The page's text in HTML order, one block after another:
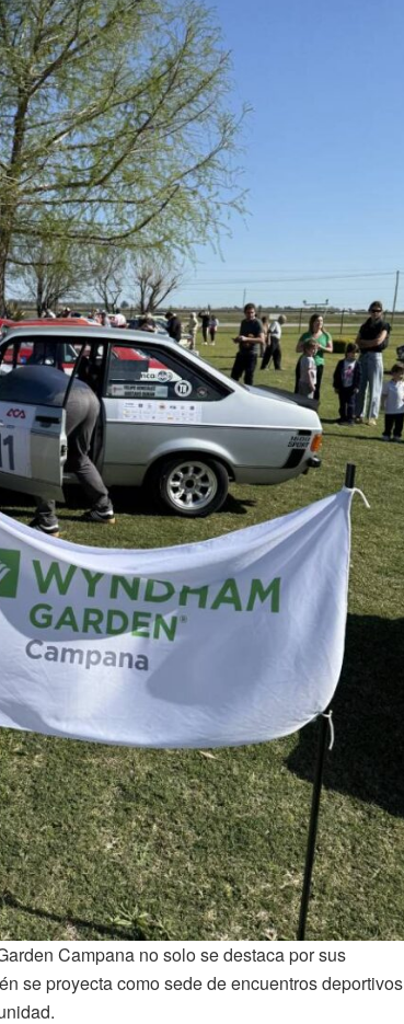
Campana no solo se destaca por sus
se proyecta como sede de encuentros deportivos